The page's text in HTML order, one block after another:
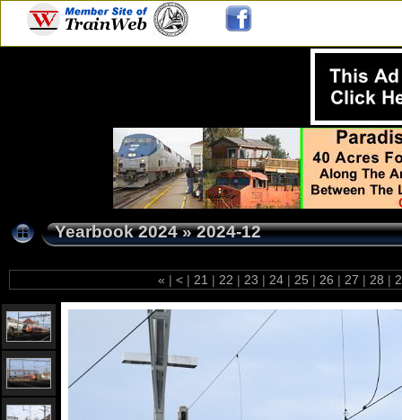
Yearbook 2024»2024-12
« | < | 21 | 22 | 23 | 24 | 25 | 26 | 27 | 28 |